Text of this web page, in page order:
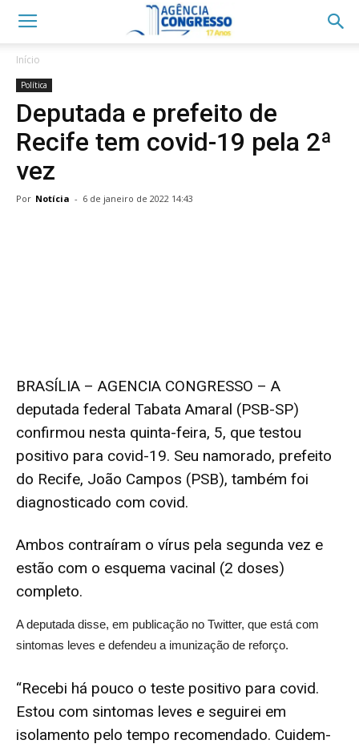
Início
Política
Deputada e prefeito de
Recife tem covid-19 pela 2ª
vez
Por Notícia - 6 de janeiro de 2022 14:43
BRASÍLIA – AGENCIA CONGRESSO – A
deputada federal Tabata Amaral (PSB-SP)
confirmou nesta quinta-feira, 5, que testou
positivo para covid-19. Seu namorado, prefeito
do Recife, João Campos (PSB), também foi
diagnosticado com covid.
Ambos contraíram o vírus pela segunda vez e
estão com o esquema vacinal (2 doses)
completo.
A deputada disse, em publicação no Twitter, que está com
sintomas leves e defendeu a imunização de reforço.
“Recebi há pouco o teste positivo para covid.
Estou com sintomas leves e seguirei em
isolamento pelo tempo recomendado. Cuidem-